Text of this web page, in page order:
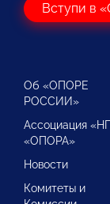
Вступи в
Об «ОПОРЕ
РОССИИ»
Ассоциация «НП
«ОПОРА»
Новости
Комитеты и